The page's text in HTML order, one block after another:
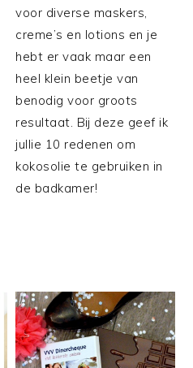
voor diverse maskers,
creme’s en lotions en je
hebt er vaak maar een
heel klein beetje van
benodig voor groots
resultaat. Bij deze geef ik
jullie 10 redenen om
kokosolie te gebruiken in
de badkamer!